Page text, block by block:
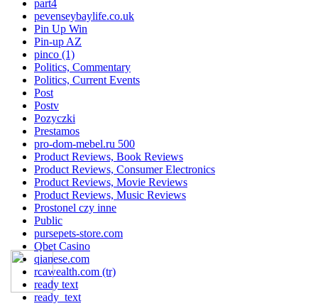
part4
pevenseybaylife.co.uk
Pin Up Win
Pin-up AZ
pinco (1)
Politics, Commentary
Politics, Current Events
Post
Postv
Pozyczki
Prestamos
pro-dom-mebel.ru 500
Product Reviews, Book Reviews
Product Reviews, Consumer Electronics
Product Reviews, Movie Reviews
Product Reviews, Music Reviews
Prostonel czy inne
Public
pursepets-store.com
Qbet Casino
qianese.com
rcawealth.com (tr)
ready text
ready_text